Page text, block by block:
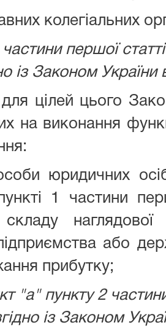
колегіальних
частини першої
із Законом
цілей цього
на виконання
юридичних
1 частини
або
прибутку;
"а" пункту 2
із Законом